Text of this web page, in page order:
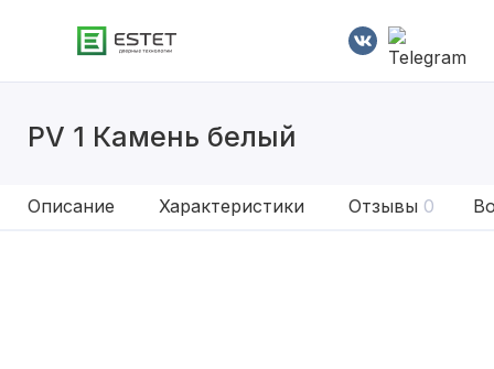
PV 1 Камень белый
Описание Характеристики Отзывы 0